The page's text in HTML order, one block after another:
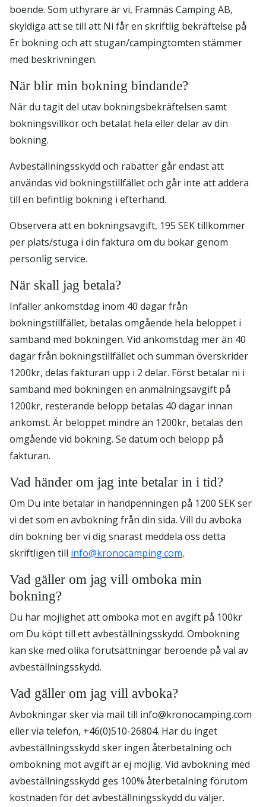
boende. Som uthyrare är vi, Framnäs Camping AB,
skyldiga att se till att Ni får en skriftlig bekräftelse på
Er bokning och att stugan/campingtomten stämmer
med beskrivningen.
När blir min bokning bindande?
När du tagit del utav bokningsbekräftelsen samt
bokningsvillkor och betalat hela eller delar av din
bokning.
Avbeställningsskydd och rabatter går endast att
användas vid bokningstillfället och går inte att addera
till en befintlig bokning i efterhand.
Observera att en bokningsavgift, 195 SEK tillkommer
per plats/stuga i din faktura om du bokar genom
personlig service.
När skall jag betala?
Infaller ankomstdag inom 40 dagar från
bokningstillfället, betalas omgående hela beloppet i
samband med bokningen. Vid ankomstdag mer än 40
dagar från bokningstillfället och summan överskrider
1200kr, delas fakturan upp i 2 delar. Först betalar ni i
samband med bokningen en anmälningsavgift på
1200kr, resterande belopp betalas 40 dagar innan
ankomst. Är beloppet mindre än 1200kr, betalas den
omgående vid bokning. Se datum och belopp på
fakturan.
Vad händer om jag inte betalar in i tid?
Om Du inte betalar in handpenningen på 1200 SEK ser
vi det som en avbokning från din sida. Vill du avboka
din bokning ber vi dig snarast meddela oss detta
skriftligen till info@kronocamping.com.
Vad gäller om jag vill omboka min
bokning?
Du har möjlighet att omboka mot en avgift på 100kr
om Du köpt till ett avbeställningsskydd. Ombokning
kan ske med olika förutsättningar beroende på val av
avbeställningsskydd.
Vad gäller om jag vill avboka?
Avbokningar sker via mail till info@kronocamping.com
eller via telefon, +46(0)510-26804. Har du inget
avbeställningsskydd sker ingen återbetalning och
ombokning mot avgift är ej möjlig. Vid avbokning med
avbeställningsskydd ges 100% återbetalning förutom
kostnaden för det avbeställningsskydd du väljer.